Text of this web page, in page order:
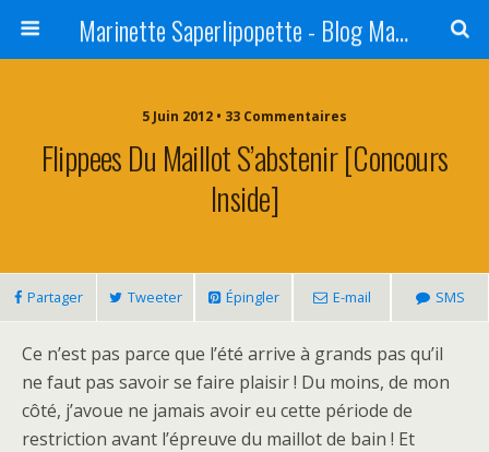
Marinette Saperlipopette - Blog Maman Angers Lifestyle - Ex Expat Montréal
5 Juin 2012 • 33 Commentaires
Flippees Du Maillot S’abstenir [Concours
Inside]
Partager Tweeter Épingler E-mail SMS
Ce n’est pas parce que l’été arrive à grands pas qu’il
ne faut pas savoir se faire plaisir ! Du moins, de mon
côté, j’avoue ne jamais avoir eu cette période de
restriction avant l’épreuve du maillot de bain ! Et